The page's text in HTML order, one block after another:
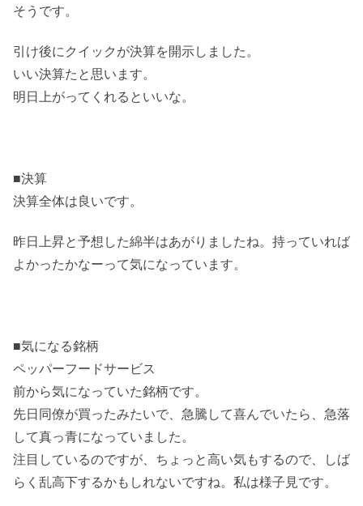
そうです。
引け後にクイックが決算を開示しました。
いい決算たと思います。
明日上がってくれるといいな。
■決算
決算全体は良いです。
昨日上昇と予想した綿半はあがりましたね。持っていれば
よかったかなーって気になっています。
■気になる銘柄
ペッパーフードサービス
前から気になっていた銘柄です。
先日同僚が買ったみたいで、急騰して喜んでいたら、急落
して真っ青になっていました。
注目しているのですが、ちょっと高い気もするので、しば
らく乱高下するかもしれないですね。私は様子見です。